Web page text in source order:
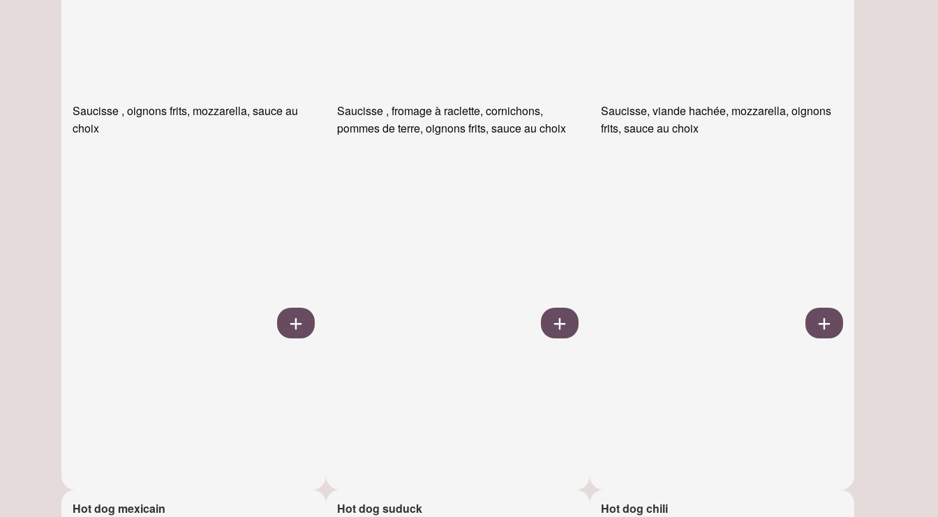
Saucisse , oignons frits, mozzarella, sauce au
choix
Saucisse , fromage à raclette, cornichons,
pommes de terre, oignons frits, sauce au choix
Saucisse, viande hachée, mozzarella, oignons
frits, sauce au choix
Hot dog mexicain Hot dog suduck Hot dog chili